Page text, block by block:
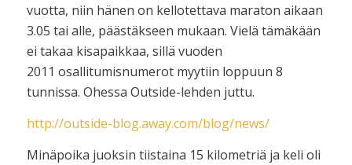
vuotta, niin hänen on kellotettava maraton aikaan
3.05 tai alle, päästäkseen mukaan. Vielä tämäkään
ei takaa kisapaikkaa, sillä vuoden
2011 osallitumisnumerot myytiin loppuun 8
tunnissa. Ohessa Outside-lehden juttu.
http://outside-blog.away.com/blog/news/
Minäpoika juoksin tiistaina 15 kilometriä ja keli oli